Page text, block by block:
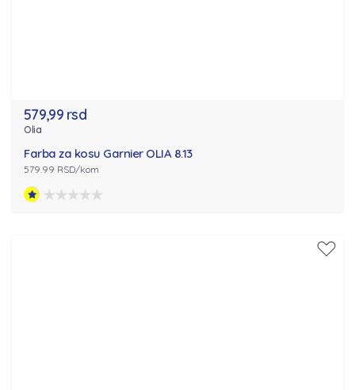
579,99 rsd
Olia
Farba za kosu Garnier OLIA 8.13
579.99 RSD/kom